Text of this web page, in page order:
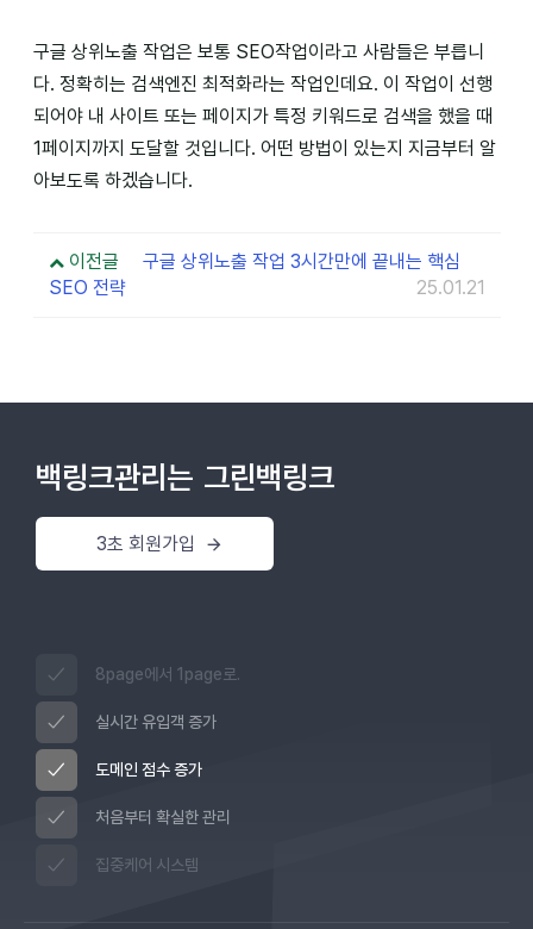
구글 상위노출 작업은 보통 SEO작업이라고 사람들은 부릅니
다. 정확히는 검색엔진 최적화라는 작업인데요. 이 작업이 선행
되어야 내 사이트 또는 페이지가 특정 키워드로 검색을 했을 때
1페이지까지 도달할 것입니다. 어떤 방법이 있는지 지금부터 알
아보도록 하겠습니다.
이전글
구글 상위노출 작업 3시간만에 끝내는 핵심
SEO 전략
25.01.21
백링크관리는 그린백링크
3초 회원가입
8page에서 1page로.
실시간 유입객 증가
도메인 점수 증가
처음부터 확실한 관리
집중케어 시스템